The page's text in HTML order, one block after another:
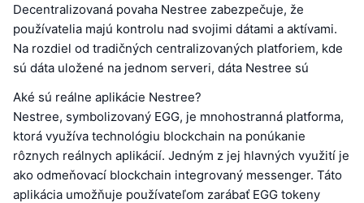
Decentralizovaná povaha Nestree zabezpečuje, že
používatelia majú kontrolu nad svojimi dátami a aktívami.
Na rozdiel od tradičných centralizovaných platforiem, kde
sú dáta uložené na jednom serveri, dáta Nestree sú
Aké sú reálne aplikácie Nestree?
Nestree, symbolizovaný EGG, je mnohostranná platforma,
ktorá využíva technológiu blockchain na ponúkanie
rôznych reálnych aplikácií. Jedným z jej hlavných využití je
ako odmeňovací blockchain integrovaný messenger. Táto
aplikácia umožňuje používateľom zarábať EGG tokeny